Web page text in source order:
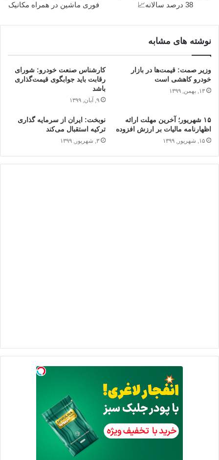
38 درصد سالانه📈
فوری ماشین در همراه مکانیک
نوشته های مشابه
وزیر صمت: قیمت‌ها در بازار
خودرو کاهشی است
۱۳, بهمن, ۱۳۹۹
کارشناس صنعت خودرو: شورای
رقابت باید جوابگوی قیمت‌گذاری
باشد
۹, آبان, ۱۳۹۹
۱۵ شهریور؛ آخرین مهلت ارائه
اظهارنامه مالیات بر ارزش افزوده
۱۵, شهریور, ۱۳۹۹
نوبخت: ایران از سرمایه گذاری
ترکیه استقبال می‌کند
۳, شهریور, ۱۳۹۹